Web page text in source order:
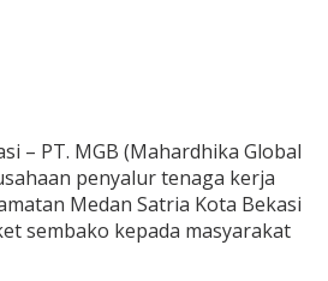
– PT. MGB (Mahardhika Global
penyalur tenaga kerja
Medan Satria Kota Bekasi
sembako kepada masyarakat